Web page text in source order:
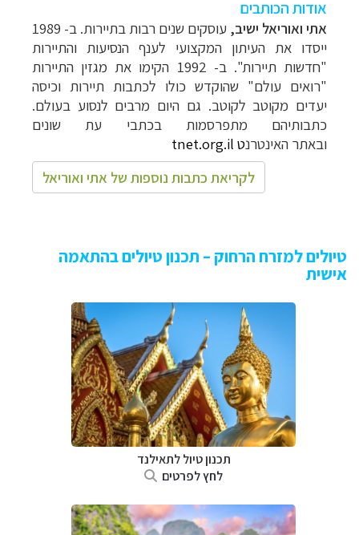
אודות הכותבים
אתי ואוריאל ישיב,
עוסקים שנים רבות בתיירות. ב- 1989
ייסדו את העיתון המקצועי לענף הנסיעות והתיירות
"חדשות תיירות". ב- 1992 הקימו את מגזין התיירות
"רואים עולם" שהוקדש כולו לכתבות תיירות וכיסה
יעדים מקוטב לקוטב. גם היום מרבים לנסוע בעולם.
כתבותיהם מתפרסמות בכתבי עת שונים
ובאתר האינטרנט tnet.org.il
לקריאת כתבות נוספות של אתי ואוריאל
טיולים למזרח הרחוק – תכנון טיולים בהתאמה
אישית
תכנון טיול לתאילנד
לחץ לפרטים